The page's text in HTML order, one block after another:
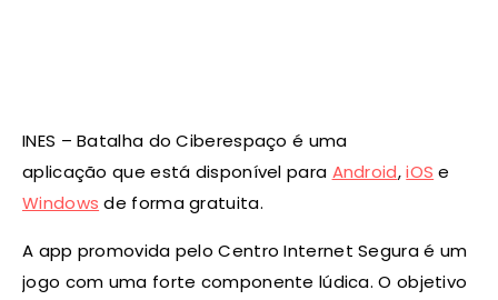
INES – Batalha do Ciberespaço é uma
aplicaçãoque está disponível para Android,iOS e
Windows de forma gratuita.
A app promovida pelo Centro Internet Segura é um
jogo com uma forte componente lúdica. O objetivo